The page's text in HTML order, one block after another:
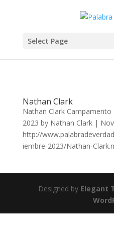
Select Page
Nathan Clark
Nathan Clark
2023 by Nathan Clark |
http://
iembre-2023/Nathan-
Designed by Elegant